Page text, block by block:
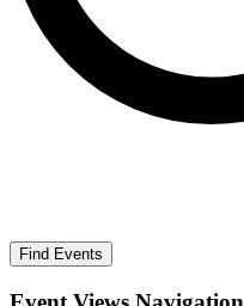
Find Events